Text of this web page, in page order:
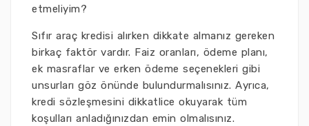
etmeliyim?
Sıfır araç kredisi alırken dikkate almanız gereken
birkaç faktör vardır. Faiz oranları, ödeme planı,
ek masraflar ve erken ödeme seçenekleri gibi
unsurları göz önünde bulundurmalısınız. Ayrıca,
kredi sözleşmesini dikkatlice okuyarak tüm
koşulları anladığınızdan emin olmalısınız.